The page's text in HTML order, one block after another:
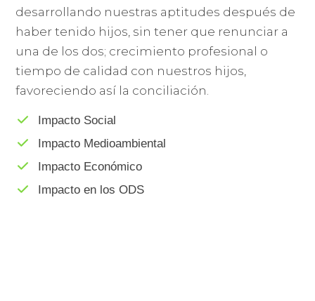
desarrollando nuestras aptitudes después de
haber tenido hijos, sin tener que renunciar a
una de los dos; crecimiento profesional o
tiempo de calidad con nuestros hijos,
favoreciendo así la conciliación.
Impacto Social
Impacto Medioambiental
Impacto Económico
Impacto en los ODS